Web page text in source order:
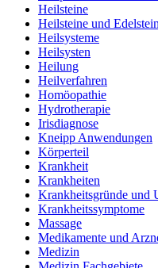
Heilsteine
Heilsteine und
Heilsysteme
Heilsysten
Heilung
Heilverfahren
Homöopathie
Hydrotherapie
Irisdiagnose
Kneipp Anwendungen
Körperteil
Krankheit
Krankheiten
Krankheitsgründe und
Krankheitssymptome
Massage
Medikamente und
Medizin